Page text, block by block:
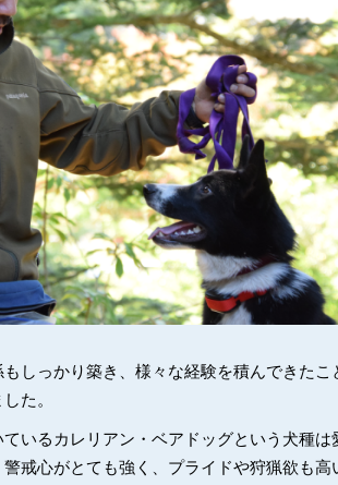
しっかり築き、様々な経験を積んできたこ
た。
いるカレリアン・ベアドッグという犬種は
戒心がとても強く、プライドや狩猟欲も高